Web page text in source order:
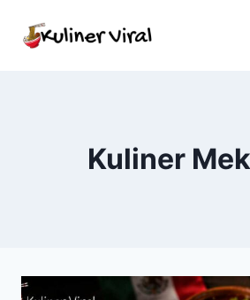
Kuliner